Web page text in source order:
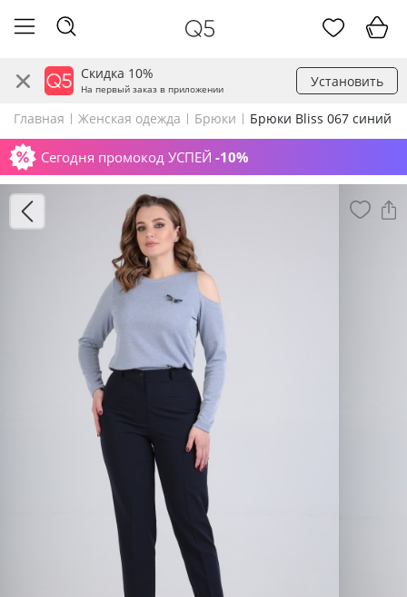
Скидка 10%
На первый заказ в приложении Установить
Главная Женская одежда Брюки Брюки Bliss 067 синий
Сегодня промокод УСПЕЙ -10%